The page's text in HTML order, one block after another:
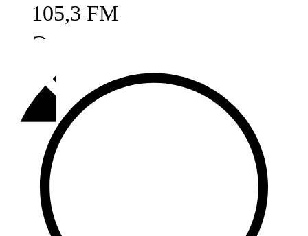
105,3 FM
Әлмәт
92,9 FM
Базарлы матак
107,1 FM
Балык бистәсе
104,9 FM
Баулы